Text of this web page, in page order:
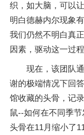
织，如大脑，可以
明白德赫内尔现象
我们仍然不明白真
因素，驱动这一过
现在，该团队
谢的极端情况下回
馆收藏的头骨，记
鼠--如何在不同季
头骨在11月缩小了